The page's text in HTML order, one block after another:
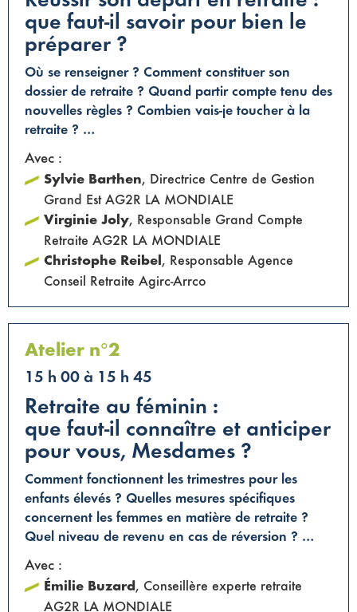
que faut-il savoir pour bien le
préparer ?
Où se renseigner ? Comment constituer son
dossier de retraite ? Quand partir compte tenu des
nouvelles règles ? Combien vais-je toucher à la
retraite ? …
Avec :
Sylvie Barthen, Directrice Centre de Gestion
Grand Est AG2R LA MONDIALE
Virginie Joly, Responsable Grand Compte
Retraite AG2R LA MONDIALE
Christophe Reibel, Responsable Agence
Conseil Retraite Agirc-Arrco
Atelier n°2
15 h 00 à 15 h 45
Retraite au féminin :
que faut-il connaître et anticiper
pour vous, Mesdames ?
Comment fonctionnent les trimestres pour les
enfants élevés ? Quelles mesures spécifiques
concernent les femmes en matière de retraite ?
Quel niveau de revenu en cas de réversion ? …
Avec :
Émilie Buzard, Conseillère experte retraite
AG2R LA MONDIALE